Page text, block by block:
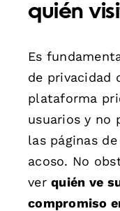
quién
Es
de privacidad
plataforma
usuarios y no
las páginas
acoso. No
verquién ve
compromiso